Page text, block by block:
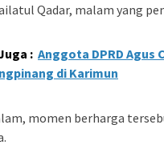
Qadar, malam yang
: Anggota DPRD Agus
di Karimun
momen berharga